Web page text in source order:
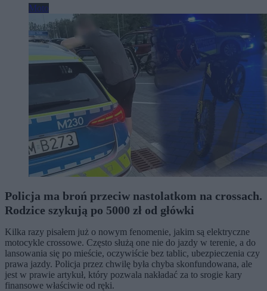
Moto
Policja ma broń przeciw nastolatkom na crossach.
Rodzice szykują po 5000 zł od główki
Kilka razy pisałem już o nowym fenomenie, jakim są elektryczne
motocykle crossowe. Często służą one nie do jazdy w terenie, a do
lansowania się po mieście, oczywiście bez tablic, ubezpieczenia czy
prawa jazdy. Policja przez chwilę była chyba skonfundowana, ale
jest w prawie artykuł, który pozwala nakładać za to srogie kary
finansowe właściwie od ręki.